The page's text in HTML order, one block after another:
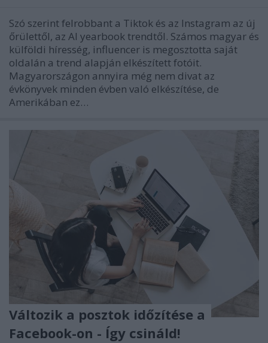
Szó szerint felrobbant a Tiktok és az Instagram az új
őrülettől, az AI yearbook trendtől. Számos magyar és
külföldi híresség, influencer is megosztotta saját
oldalán a trend alapján elkészített fotóit.
Magyarországon annyira még nem divat az
évkönyvek minden évben való elkészítése, de
Amerikában ez…
Változik a posztok időzítése a
Facebook-on - Így csináld!